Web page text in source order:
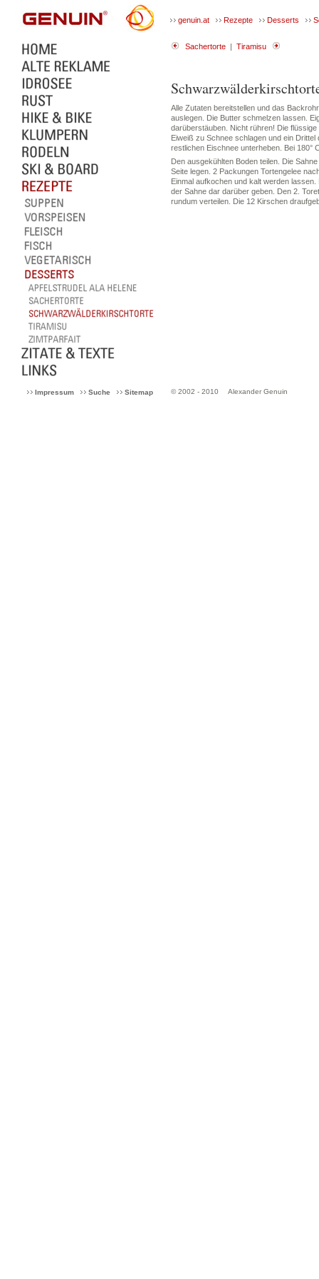
genuin.at Rezepte Desserts
Sachertorte | Tiramisu
Alle Zutaten bereitstellen und das
auslegen. Die Butter schmelzen lassen.
darüberstäuben. Nicht rühren! Die
Eiweiß zu Schnee schlagen und ein
restlichen Eischnee unterheben. Bei 180°
Den ausgekühlten Boden teilen. Die
Seite legen. 2 Packungen Tortengelee
Einmal aufkochen und kalt werden
der Sahne dar darüber geben. Den 2.
rundum verteilen. Die 12 Kirschen
Impressum Suche Sitemap © 2002 - 2010 Alexander Genuin